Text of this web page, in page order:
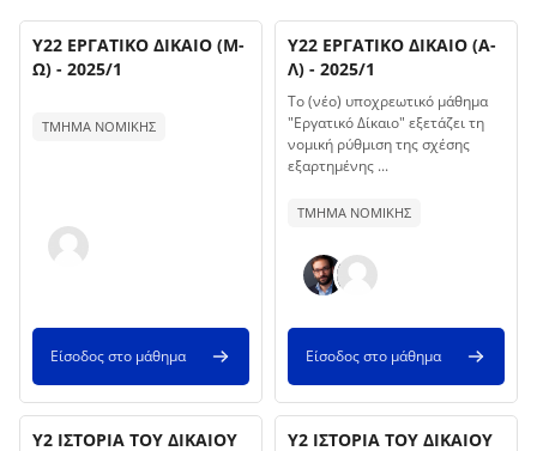
Εικόνα μαθήματος
Όνομα μαθήματος
Υ22 ΕΡΓΑΤΙΚΟ ΔΙΚΑΙΟ (Μ-
Ω) - 2025/1
ΤΜΗΜΑ ΝΟΜΙΚΗΣ
Είσοδος στο μάθημα
Εικόνα μαθήματος
Όνομα μαθήματος
Υ22 ΕΡΓΑΤΙΚΟ ΔΙΚΑΙΟ (Α-
Λ) - 2025/1
Κείμενο περίληψης μαθήματος:
Το (νέο) υποχρεωτικό μάθημα
"Εργατικό Δίκαιο" εξετάζει τη
νομική ρύθμιση της σχέσης
εξαρτημένης ...
ΤΜΗΜΑ ΝΟΜΙΚΗΣ
Είσοδος στο μάθημα
Εικόνα μαθήματος
Όνομα μαθήματος
Υ2 ΙΣΤΟΡΙΑ ΤΟΥ ΔΙΚΑΙΟΥ Εικόνα μαθήματος
Όνομα μαθήματος
Υ2 ΙΣΤΟΡΙΑ ΤΟΥ ΔΙΚΑΙΟΥ